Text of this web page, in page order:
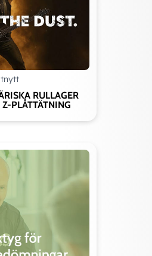
RULLAGER
PLÅTTÄTNING